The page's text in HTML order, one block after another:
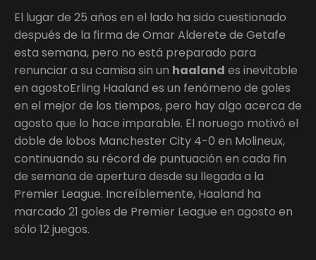
El lugar de 25 años en el lado ha sido cuestionado
después de la firma de Omar Alderete de Getafe
esta semana, pero no está preparado para
renunciar a su camisa sin un haaland es inevitable
en agostoErling Haaland es un fenómeno de goles
en el mejor de los tiempos, pero hay algo acerca de
agosto que lo hace imparable. El noruego motivó el
doble de lobos Manchester City 4-0 en Molineux,
continuando su récord de puntuación en cada fin
de semana de apertura desde su llegada a la
Premier League. Increíblemente, Haaland ha
marcado 21 goles de Premier League en agosto en
sólo 12 juegos.